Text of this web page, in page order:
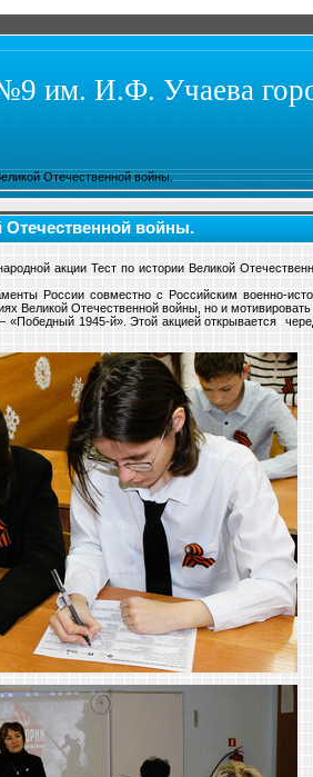
И.Ф. Учаева
Отечественной войны.
Отечественной войны.
акции Тест по истории Великой
России совместно с Российским военно-
Великой Отечественной войны, но и
«Победный 1945-й». Этой акцией открывается